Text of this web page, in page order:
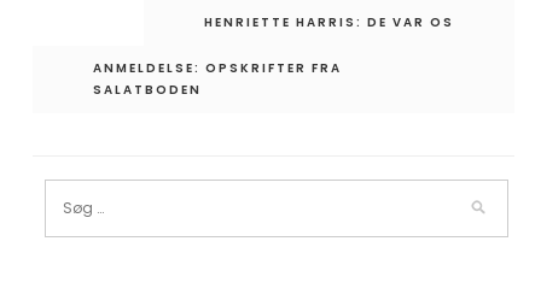
IndlægsnavigationHENRIETTE HARRIS: DE VAR OS
ANMELDELSE: OPSKRIFTER FRA
SALATBODEN